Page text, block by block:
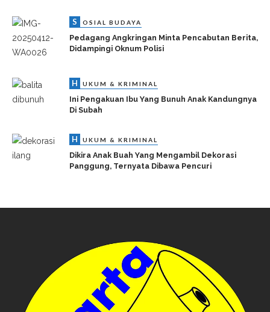
S OSIAL BUDAYA
Pedagang Angkringan Minta Pencabutan Berita,
Didampingi Oknum Polisi
H UKUM & KRIMINAL
Ini Pengakuan Ibu Yang Bunuh Anak Kandungnya
Di Subah
H UKUM & KRIMINAL
Dikira Anak Buah Yang Mengambil Dekorasi
Panggung, Ternyata Dibawa Pencuri